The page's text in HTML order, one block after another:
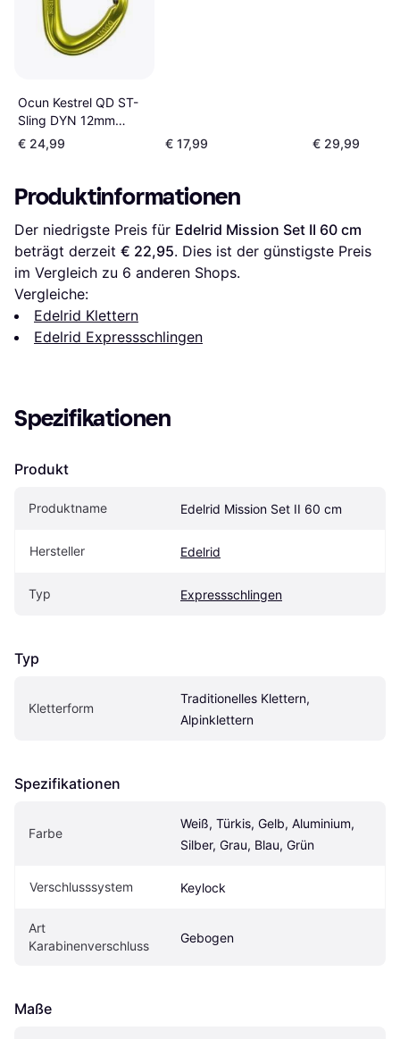
Ocun Kestrel QD ST-
Sling DYN 12mm
80cm
€ 24,99 € 17,99 € 29,99
Produktinformationen
Der niedrigste Preis für Edelrid Mission Set II 60 cm
beträgt derzeit € 22,95. Dies ist der günstigste Preis
im Vergleich zu 6 anderen Shops.
Vergleiche:
Edelrid Klettern
Edelrid Expressschlingen
Spezifikationen
Produkt
Produktname Edelrid Mission Set II 60 cm
Hersteller Edelrid
Typ Expressschlingen
Typ
Kletterform
Traditionelles Klettern,
Alpinklettern
Spezifikationen
Farbe
Weiß, Türkis, Gelb, Aluminium,
Silber, Grau, Blau, Grün
Verschlusssystem Keylock
Art
Karabinenverschluss
Gebogen
Maße